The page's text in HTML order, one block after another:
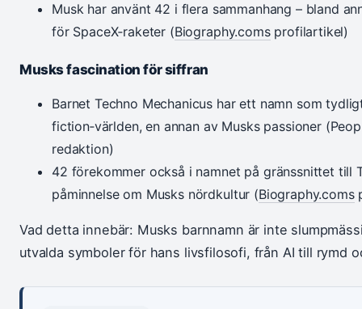
Musk har använt 42 i flera sammanhang – bland
för SpaceX‑raketer (Biography.comsprofilartikel)
Musks fascination för siffran
Barnet Techno Mechanicus har ett namn som
fiction‑världen, en annan av Musks passioner
redaktion)
42 förekommer också i namnet på gränssnittet till
påminnelse om Musks nördkultur (Biography.coms
Vad detta innebär: Musks barnnamn är inte
utvalda symboler för hans livsfilosofi, från AI till rymd